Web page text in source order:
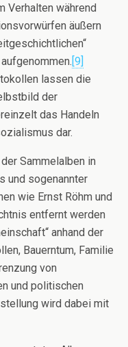
Verhalten während
äußern
[9]
lassen die
der
das Handeln
dar.
Sammelalben in
und sogenannter
wie Ernst Röhm und
entfernt werden
anhand der
Bauerntum, Familie
von
und politischen
wird dabei mit